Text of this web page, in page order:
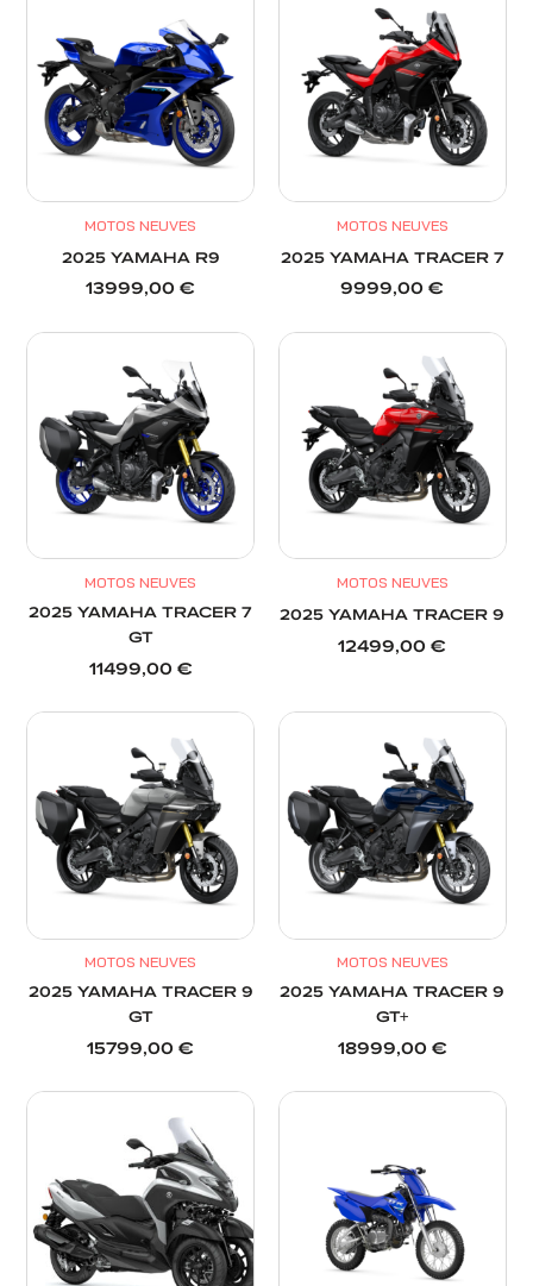
MOTOS NEUVES
2025 YAMAHA R9
13999,00€
MOTOS NEUVES
2025 YAMAHA TRACER 7
9999,00€
MOTOS NEUVES
2025 YAMAHA TRACER 7
GT
11499,00 €
MOTOS NEUVES
2025 YAMAHA TRACER 9
12499,00€
MOTOS NEUVES
2025 YAMAHA TRACER 9
GT
15799,00€
MOTOS NEUVES
2025 YAMAHA TRACER 9
GT+
18999,00 €